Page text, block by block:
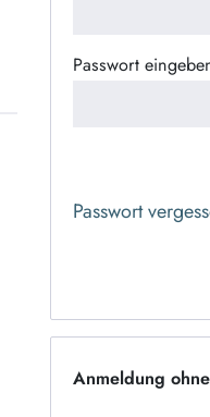
Passwort
Passwort
Anmeldung